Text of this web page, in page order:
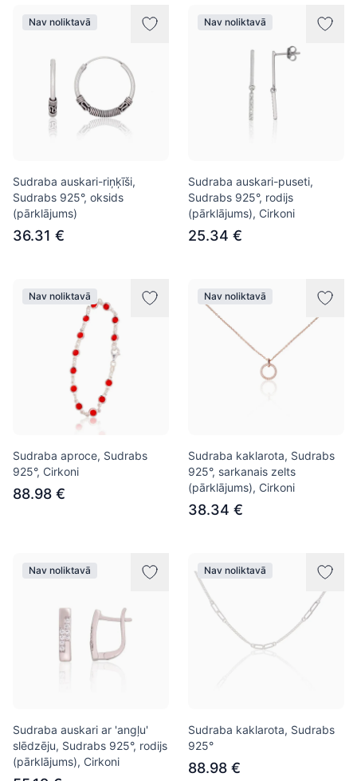
Nav noliktavā
Sudraba auskari-riņķīši,
Sudrabs 925°, oksids
(pārklājums)
36.31 €
Nav noliktavā
Sudraba auskari-puseti,
Sudrabs 925°, rodijs
(pārklājums), Cirkoni
25.34 €
Nav noliktavā
Sudraba aproce, Sudrabs
925°, Cirkoni
88.98 €
Nav noliktavā
Sudraba kaklarota, Sudrabs
925°, sarkanais zelts
(pārklājums), Cirkoni
38.34 €
Nav noliktavā
Sudraba auskari ar 'angļu'
slēdzēju, Sudrabs 925°, rodijs
(pārklājums), Cirkoni
Nav noliktavā
Sudraba kaklarota, Sudrabs
925°
88.98 €